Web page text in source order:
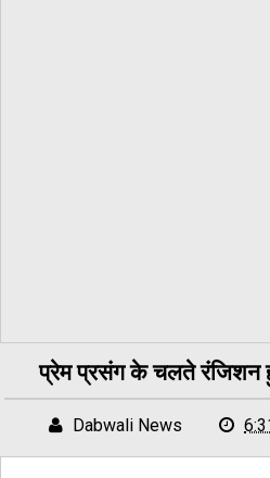
प्रेम प्रसंग के चलते रंजिशन
Dabwali News